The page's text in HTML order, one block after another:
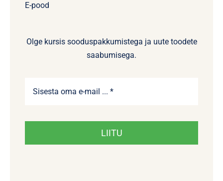
E-pood
Olge kursis sooduspakkumistega ja uute toodete
saabumisega.
LIITU